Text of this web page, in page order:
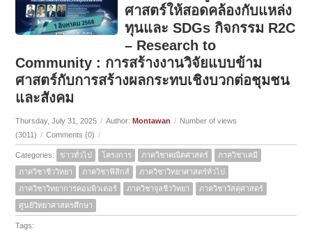
ศาสตร์ให้สอดคล้องกับแหล่ง
ทุนและ SDGs กิจกรรม R2C
– Research to
Community : การสร้างงานวิจัยแบบข้าม
ศาสตร์กับการสร้างผลกระทบเชิงบวกต่อชุมชน
และสังคม
Thursday, July 31, 2025 / Author:Montawan / Number of views
(3011) / Comments (0) /
Categories: ข่าวทั่วไป โครงการ ภาควิชาคณิตศาสตร์
ภาควิชาเคมี
ภาควิชาชีววิทยา
ภาควิชาฟิสิกส์
ภาควิชาวิทยาศาสตร์ทั่วไป
ภาควิชาวิทยาการคอมพิวเตอร์
ภาควิชาจุลชีววิทยา
ภาควิชาวัสดุศาสตร์
ศูนย์วิทยาศาสตรศึกษา
Tags: